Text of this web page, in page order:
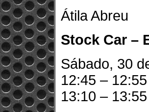
Átila Abreu
Stock Car –
Sábado, 30
12:45 –
13:10 –